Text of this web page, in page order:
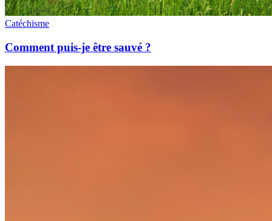
Catéchisme
Comment puis-je être sauvé ?